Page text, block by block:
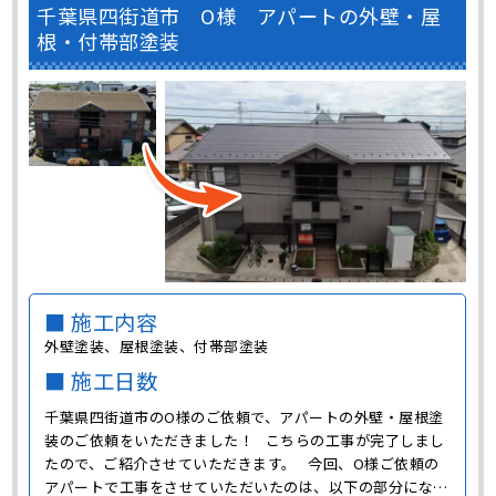
千葉県四街道市 O様 アパートの外壁・屋
根・付帯部塗装
■ 施工内容
外壁塗装、屋根塗装、付帯部塗装
■ 施工日数
千葉県四街道市のO様のご依頼で、アパートの外壁・屋根塗
装のご依頼をいただきました！ こちらの工事が完了しまし
たので、ご紹介させていただきます。 今回、O様ご依頼の
アパートで工事をさせていただいたのは、以下の部分になり